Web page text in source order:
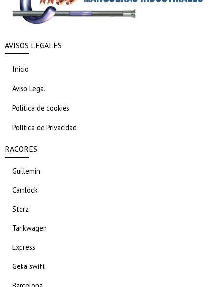
AVISOS LEGALES
Inicio
Aviso Legal
Política de cookies
Política de Privacidad
RACORES
Guillemin
Camlock
Storz
Tankwagen
Express
Geka swift